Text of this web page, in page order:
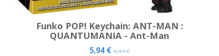
Funko POP! Keychain: ANT-MAN :
QUANTUMANIA - Ant-Man
5,94 €8,49 €